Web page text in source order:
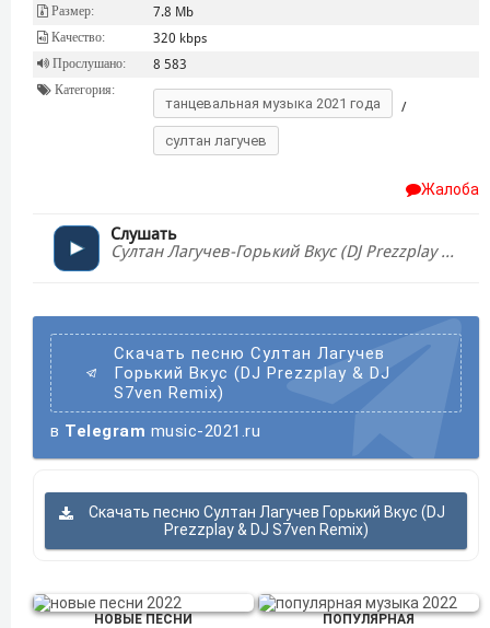
Размер: 7.8 Mb
Качество: 320 kbps
Прослушано: 8 583
Категория:
танцевальная музыка 2021 года /
султан лагучев
Жалоба
Слушать
Султан Лагучев-Горький Вкус (DJ Prezzplay & DJ S7ven Remix)
Скачать песню Султан Лагучев
Горький Вкус (DJ Prezzplay & DJ
S7ven Remix)
в Telegram music-2021.ru
Скачать песню Султан Лагучев Горький Вкус (DJ
Prezzplay & DJ S7ven Remix)
НОВЫЕ ПЕСНИ ПОПУЛЯРНАЯ